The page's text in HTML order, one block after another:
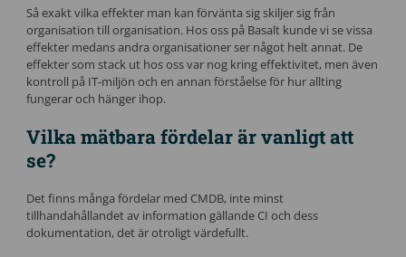
Så exakt vilka effekter man kan förvänta sig skiljer sig från
organisation till organisation. Hos oss på Basalt kunde vi se vissa
effekter medans andra organisationer ser något helt annat. De
effekter som stack ut hos oss var nog kring effektivitet, men även
kontroll på IT-miljön och en annan förståelse för hur allting
fungerar och hänger ihop.
Vilka mätbara fördelar är vanligt att
se?
Det finns många fördelar med CMDB, inte minst
tillhandahållandet av information gällande CI och dess
dokumentation, det är otroligt värdefullt.